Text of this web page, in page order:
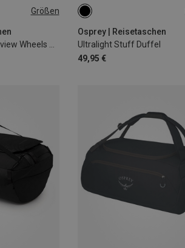
Größen
Damen Farpoint Fairview Wheels 36 Reisetasche
Osprey | Reisetaschen
Ultralight Stuff Duffel
49,95 €
30L